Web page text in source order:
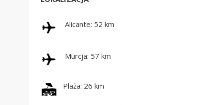
Alicante: 52 km
Murcja: 57 km
Plaża: 26 km